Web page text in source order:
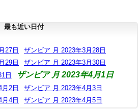
最も近い日付
27日
ザンビア 月 2023年3月28日
29日
ザンビア 月 2023年3月30日
日
ザンビア 月 2023年4月1日
2日
ザンビア 月 2023年4月3日
4日
ザンビア 月 2023年4月5日